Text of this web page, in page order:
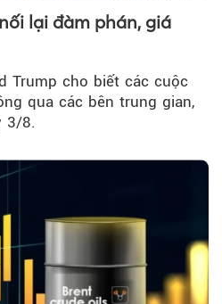
lại đàm phán, giá
Trump cho biết các cuộc
qua các bên trung gian,
3/8.